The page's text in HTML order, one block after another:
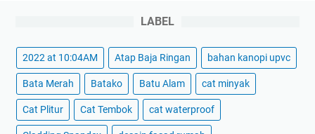
LABEL
2022 at 10:04AM Atap Baja Ringan bahan kanopi upvc
Bata Merah Batako Batu Alam cat minyak
Cat Plitur Cat Tembok cat waterproof